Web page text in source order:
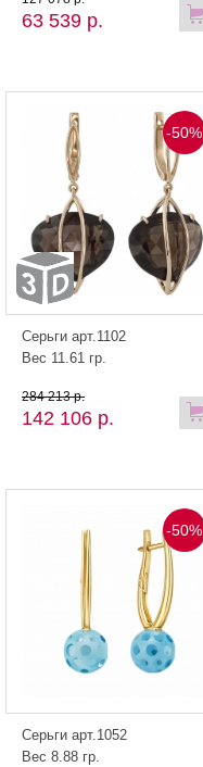
63 539 р.
-50%
Серьги арт.1102
Вес 11.61 гр.
142 106 р.
284 213 р.
-50%
Серьги арт.1052
Вес 8.88 гр.